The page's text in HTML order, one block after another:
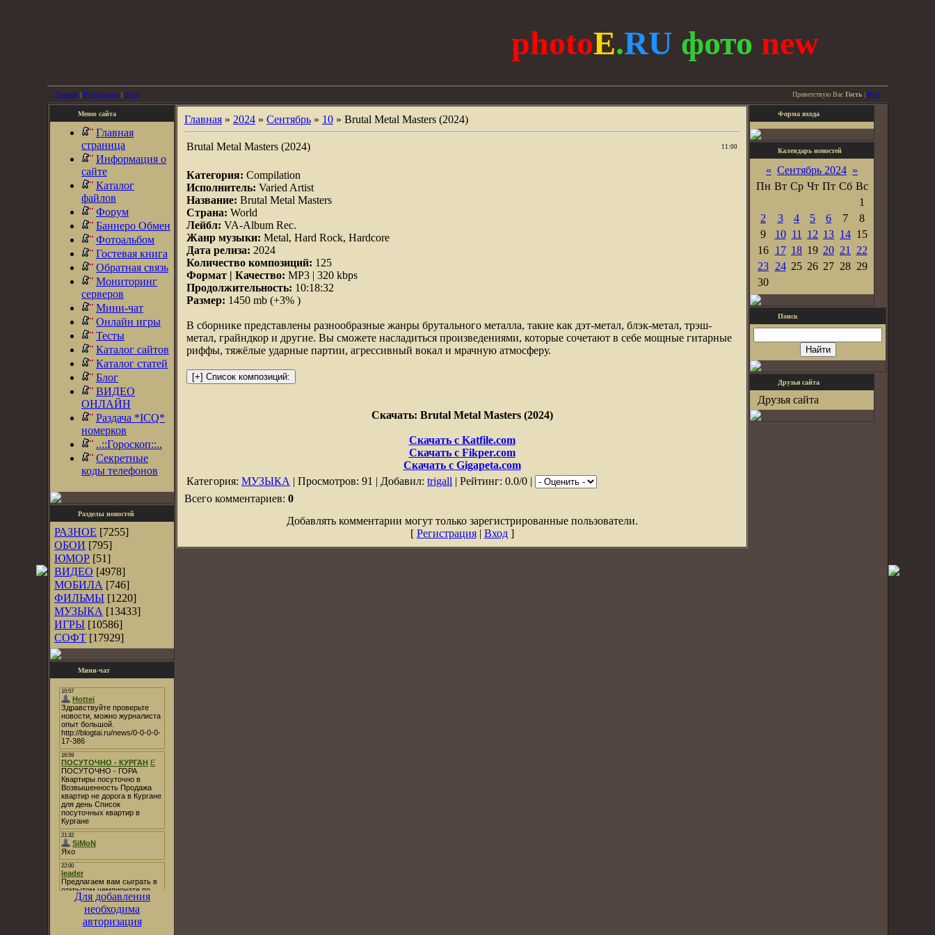
photoE.RU фото new
Главная | Регистрация | Вход Приветствую Вас Гость | RSS
Меню сайта
Главная
страница
Информация о
сайте
Каталог
файлов
Форум
Баннеро Обмен
Фотоальбом
Гостевая книга
Обратная связь
Мониторинг
серверов
Мини-чат
Онлайн игры
Тесты
Каталог сайтов
Каталог статей
Блог
ВИДЕО
ОНЛАЙН
Раздача *ICQ*
номерков
..::Гороскоп::..
Секретные
коды телефонов
Разделы новостей
РАЗНОЕ [7255]
ОБОИ [795]
ЮМОР [51]
ВИДЕО [4978]
МОБИЛА [746]
ФИЛЬМЫ [1220]
МУЗЫКА [13433]
ИГРЫ [10586]
СОФТ [17929]
Мини-чат
Для добавления
необходима
авторизация
Главная » 2024 » Сентябрь » 10 » Brutal Metal Masters (2024)
Brutal Metal Masters (2024) 11:00
Категория: Compilation
Исполнитель: Varied Artist
Название: Brutal Metal Masters
Страна: World
Лейбл: VA-Album Rec.
Жанр музыки: Metal, Hard Rock, Hardcore
Дата релиза: 2024
Количество композиций: 125
Формат | Качество: MP3 | 320 kbps
Продолжительность: 10:18:32
Размер: 1450 mb (+3% )
В сборнике представлены разнообразные жанры брутального металла, такие как дэт-метал, блэк-метал, трэш-
метал, грайндкор и другие. Вы сможете насладиться произведениями, которые сочетают в себе мощные гитарные
риффы, тяжёлые ударные партии, агрессивный вокал и мрачную атмосферу.
Скачать: Brutal Metal Masters (2024)
Скачать с Katfile.com
Скачать с Fikper.com
Скачать с Gigapeta.com
Категория: МУЗЫКА | Просмотров: 91 | Добавил: trigall | Рейтинг: 0.0/0 |
Всего комментариев: 0
Добавлять комментарии могут только зарегистрированные пользователи.
[ Регистрация| Вход]
Форма входа
Календарь новостей
« Сентябрь 2024 »
Пн Вт Ср Чт Пт Сб Вс
1
2
3 4 5 6 7
8
9
10 11 12 13 14 15
16 17 18 19 20 21
22
23 24 25 26 27 28 29
30
Поиск
Друзья сайта
Друзья сайта